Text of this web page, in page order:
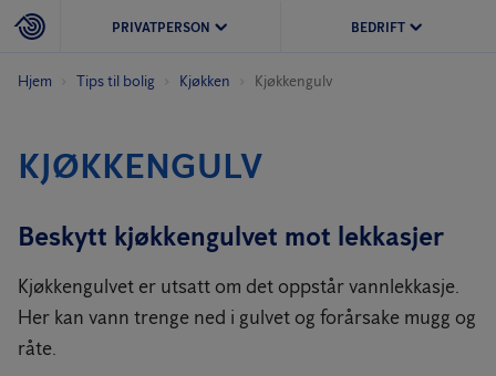
PRIVATPERSON BEDRIFT
Hjem Tips til bolig Kjøkken Kjøkkengulv
KJØKKENGULV
Beskytt kjøkkengulvet mot lekkasjer
Kjøkkengulvet er utsatt om det oppstår vannlekkasje.
Her kan vann trenge ned i gulvet og forårsake mugg og
råte.